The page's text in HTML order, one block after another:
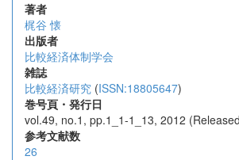
著者
梶谷 懐
出版者
比較経済体制学会
雑誌
比較経済研究 (ISSN:18805647)
巻号頁・発行日
vol.49, no.1, pp.1_1-1_13, 2012
参考文献数
26